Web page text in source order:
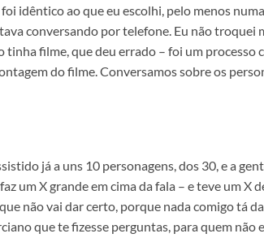
idêntico ao que eu escolhi, pelo menos
conversando por telefone. Eu não troquei
filme, que deu errado – foi um processo
do filme. Conversamos sobre os
já a uns 10 personagens, dos 30, e a
um X grande em cima da fala – e teve um X
não vai dar certo, porque nada comigo tá
que te fizesse perguntas, para quem não